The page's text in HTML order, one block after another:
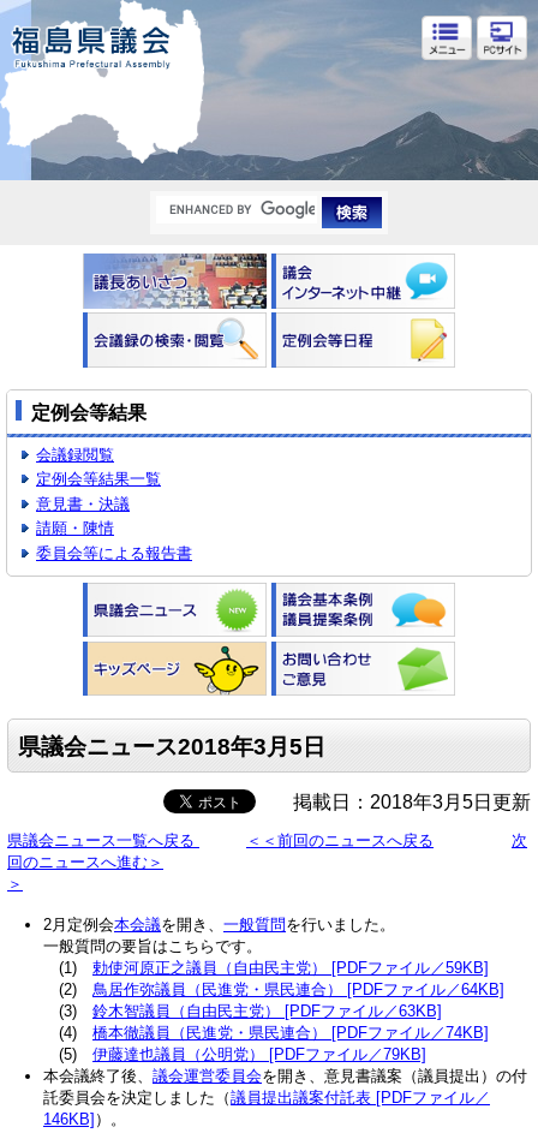
福島県議会
定例会等結果
会議録閲覧
定例会等結果一覧
意見書・決議
請願・陳情
委員会等による報告書
県議会ニュース2018年3月5日
掲載日：2018年3月5日更新
県議会ニュース一覧へ戻る ＜＜前回のニュースへ戻る
次
回のニュースへ進む＞
＞
2月定例会本会議を開き、 一般質問を行いました。
一般質問の要旨はこちらです。
(1) 勅使河原正之議員（自由民主党） [PDFファイル／59KB]
(2) 鳥居作弥議員（民進党・県民連合） [PDFファイル／64KB]
(3) 鈴木智議員（自由民主党） [PDFファイル／63KB]
(4) 橋本徹議員（民進党・県民連合） [PDFファイル／74KB]
(5) 伊藤達也議員（公明党） [PDFファイル／79KB]
本会議終了後、 議会運営委員会を開き、意見書議案（議員提出）の付
託委員会を決定しました（議員提出議案付託表 [PDFファイル／
146KB] ）。